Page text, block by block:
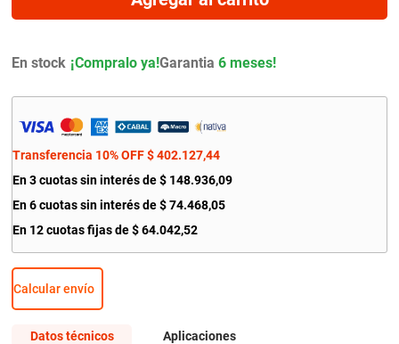
En stock Garantia 6 meses!
Transferencia 10% OFF $ 402.127,44
En 3 cuotas sin interés de $ 148.936,09
En 6 cuotas sin interés de$ 74.468,05
En 12 cuotas fijas de $ 64.042,52
Calcular envío
Datos técnicos Aplicaciones